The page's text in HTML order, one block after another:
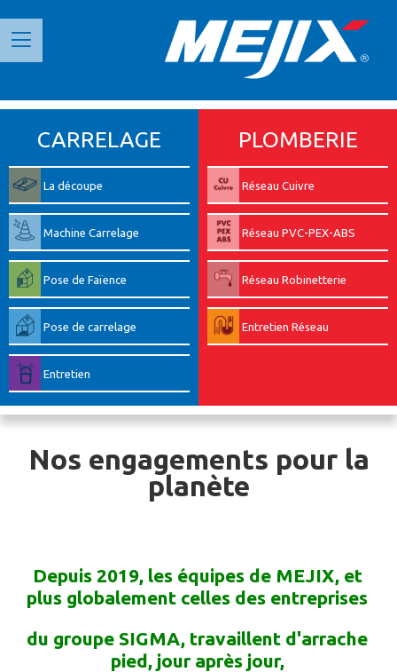
CARRELAGE
La découpe
Machine Carrelage
Pose de Faïence
Pose de carrelage
Entretien
PLOMBERIE
Réseau Cuivre
Réseau PVC-PEX-ABS
Réseau Robinetterie
Entretien Réseau
Nos engagements pour la
planète
Depuis 2019, les équipes de MEJIX, et
plus globalement celles des entreprises
du groupe SIGMA, travaillent d'arrache
pied, jour après jour,